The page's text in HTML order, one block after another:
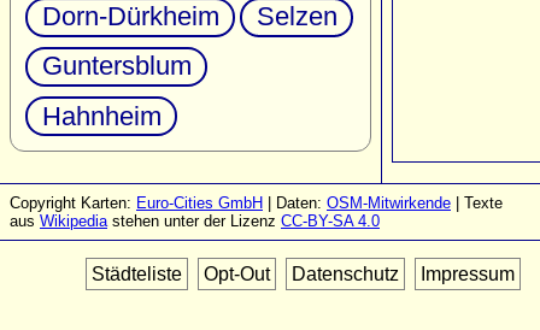
Dorn-Dürkheim
Selzen
Guntersblum
Hahnheim
Copyright Karten: Euro-Cities GmbH | Daten: OSM-Mitwirkende | Texte
aus Wikipediastehen unter der Lizenz CC-BY-SA 4.0
Städteliste Opt-Out Datenschutz Impressum